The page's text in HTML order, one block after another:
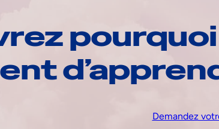
Demandez